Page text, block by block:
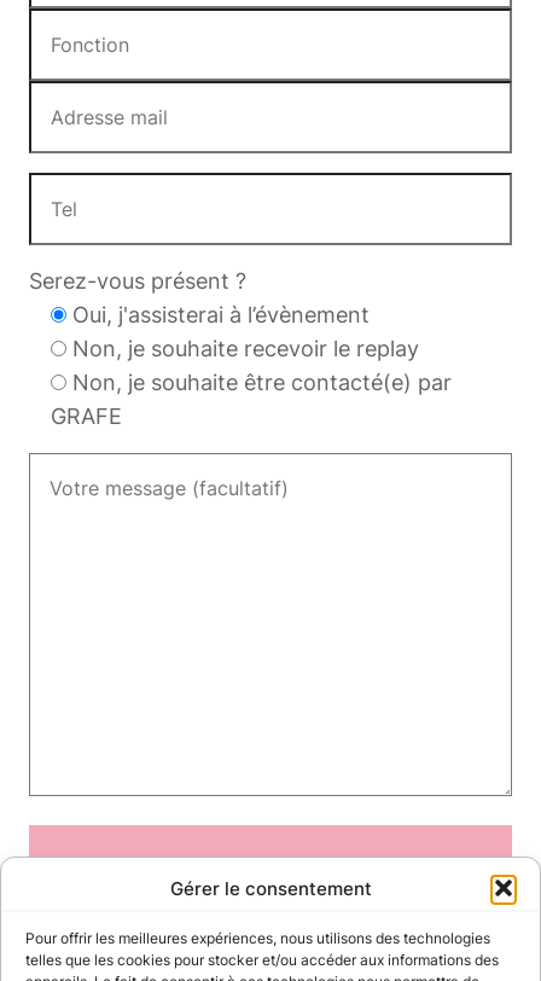
Gérer le consentement
Pour offrir les meilleures expériences, nous utilisons des technologies
telles que les cookies pour stocker et/ou accéder aux informations des
Serez-vous présent ?
Oui, j'assisterai à l’évènement
Non, je souhaite recevoir le replay
Non, je souhaite être contacté(e) par
GRAFE